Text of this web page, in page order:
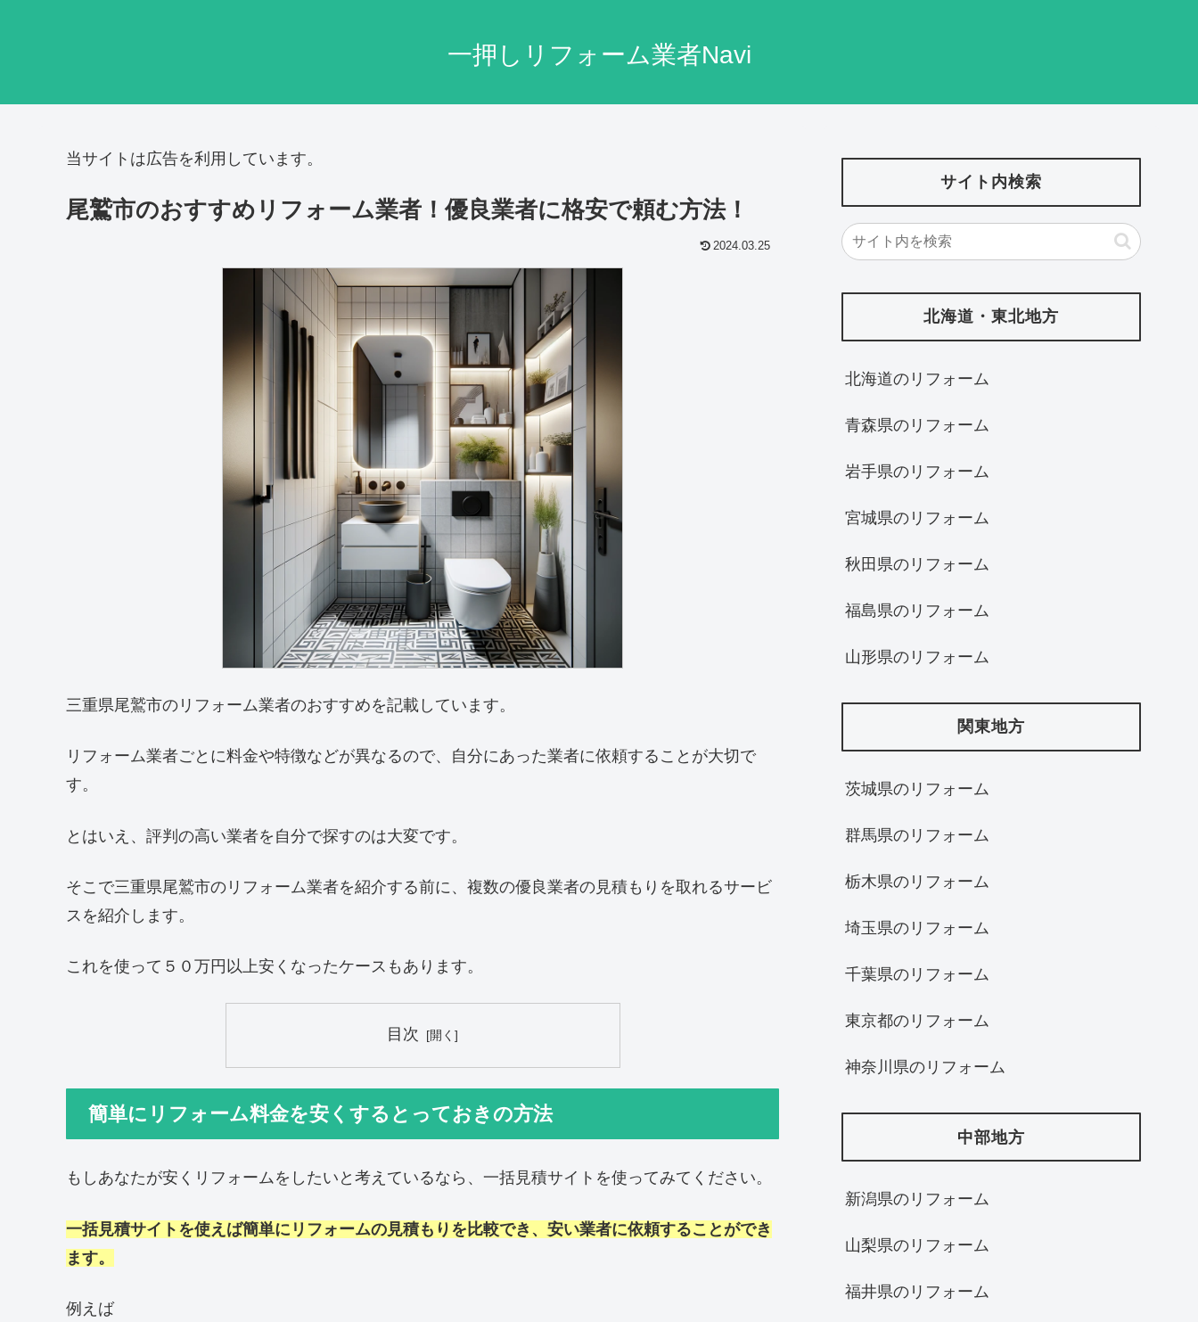
一押しリフォーム業者Navi
当サイトは広告を利用しています。
尾鷲市のおすすめリフォーム業者！優良業者に格安で頼む方法！
2024.03.25
三重県尾鷲市のリフォーム業者のおすすめを記載しています。
リフォーム業者ごとに料金や特徴などが異なるので、自分にあった業者に依頼することが大切で
す。
とはいえ、評判の高い業者を自分で探すのは大変です。
そこで三重県尾鷲市のリフォーム業者を紹介する前に、複数の優良業者の見積もりを取れるサービ
スを紹介します。
これを使って５０万円以上安くなったケースもあります。
目次
簡単にリフォーム料金を安くするとっておきの方法
もしあなたが安くリフォームをしたいと考えているなら、一括見積サイトを使ってみてください。
一括見積サイトを使えば簡単にリフォームの見積もりを比較でき、安い業者に依頼することができ
ます。
例えば
サイト内検索
北海道・東北地方
北海道‎のリフォーム
青森県のリフォーム
岩手県のリフォーム
宮城県のリフォーム
秋田県のリフォーム
福島県のリフォーム
山形県のリフォーム
関東地方
茨城県のリフォーム
群馬県のリフォーム
栃木県のリフォーム
埼玉県のリフォーム
千葉県のリフォーム
東京都のリフォーム
神奈川県のリフォーム
中部地方
新潟県のリフォーム
山梨県のリフォーム
福井県のリフォーム